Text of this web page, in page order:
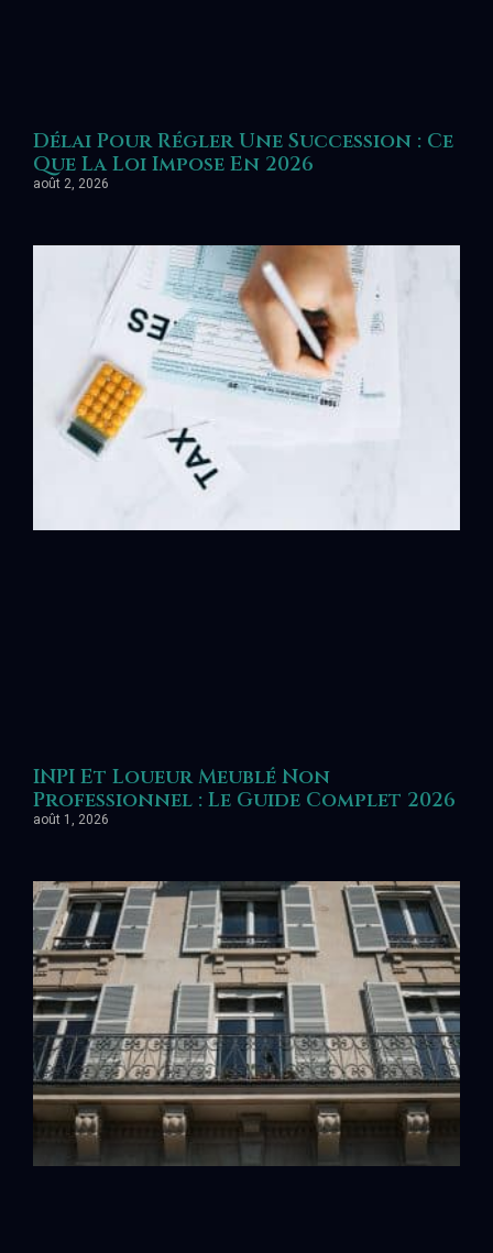
Délai Pour Régler Une Succession : Ce
Que La Loi Impose En 2026
août 2, 2026
INPI Et Loueur Meublé Non
Professionnel : Le Guide Complet 2026
août 1, 2026